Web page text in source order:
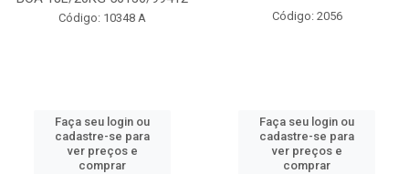
Código: 10348 A
Faça seu login ou
cadastre-se para
ver preços e
comprar
Código: 2056
Faça seu login ou
cadastre-se para
ver preços e
comprar